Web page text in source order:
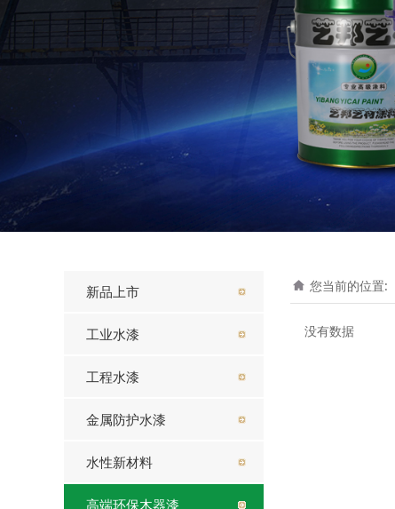
新品上市
工业水漆
工程水漆
金属防护水漆
水性新材料
高端环保木器漆
您当前的位置:
没有数据